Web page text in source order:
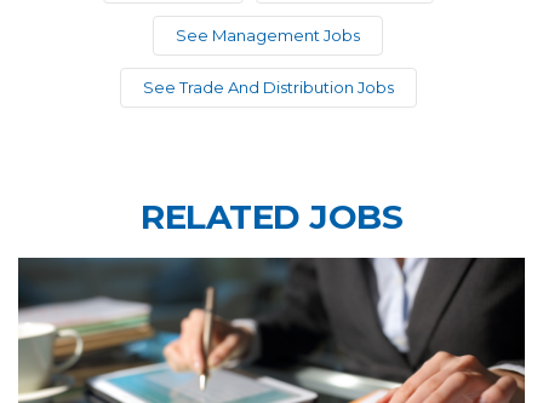
See Management Jobs
See Trade And Distribution Jobs
RELATED JOBS